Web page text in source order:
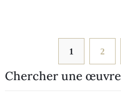
1 2
Chercher une œuvre